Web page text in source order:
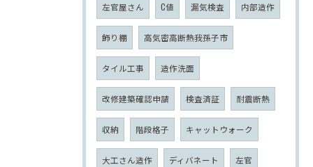
左官屋さん C値 漏気検査 内部造作
飾り棚 高気密高断熱我孫子市
タイル工事 造作洗面
改修建築確認申請 検査済証 耐震断熱
収納 階段格子 キャットウォーク
大工さん造作 ディバネート 左官